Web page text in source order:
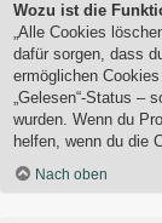
Wozu ist die
„Alle Cookies
dafür sorgen, dass
ermöglichen
„Gelesen“-Status –
wurden. Wenn du
helfen, wenn du die
Nach oben